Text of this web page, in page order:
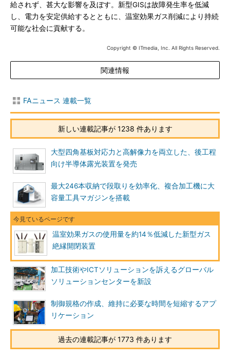
給されず、甚大な影響を及ぼす。新型GISは故障発生率を低減
し、電力を安定供給するとともに、温室効果ガス削減により持続
可能な社会に貢献する。
Copyright © ITmedia, Inc. All Rights Reserved.
関連情報
FAニュース 連載一覧
新しい連載記事が 1238 件あります
大型四角基板対応力と高解像力を両立した、後工程
向け半導体露光装置を発売
最大246本収納で段取りを効率化、複合加工機に大
容量工具マガジンを搭載
温室効果ガスの使用量を約14％低減した新型ガス
絶縁開閉装置
加工技術やICTソリューションを訴えるグローバル
ソリューションセンターを新設
制御規格の作成、維持に必要な時間を短縮するアプ
リケーション
過去の連載記事が 1773 件あります